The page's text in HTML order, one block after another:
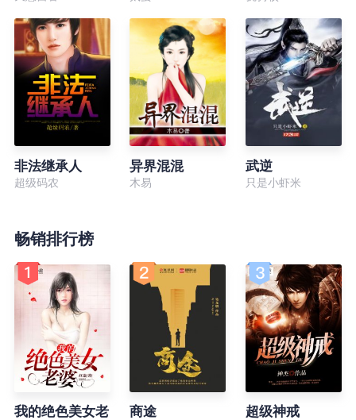
非法继承人
超级码农
异界混混
木易
武逆
只是小虾米
畅销排行榜
我的绝色美女老
商途 超级神戒